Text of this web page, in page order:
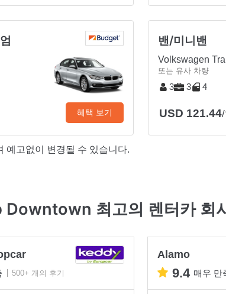
혜택 보기
밴/미니밴
Volkswagen
또는 유사 차량
3 3 4
USD 121.44
예고없이 변경될 수 있습니다.
최고의 렌터카 회
500+ 개의 후기
Alamo
9.4 매우 만